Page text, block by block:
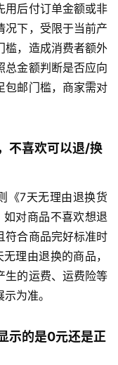
用后付订单金额或非
况下，受限于当前产
槛，造成消费者额外
总金额判断是否应向
包邮门槛，商家需对
不喜欢可以退/换
《7天无理由退换货
对商品不喜欢想退
符合商品完好标准时
理由退换的商品，
生的运费、运费险等
为准。
示的是0元还是正